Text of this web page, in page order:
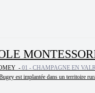
- 01 - CHAMPAGNE EN
est implantée dans un territoire